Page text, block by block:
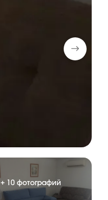
+ 10 фотографий